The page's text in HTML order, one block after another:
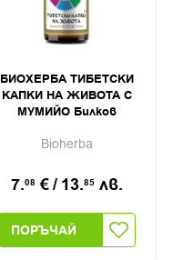
БИОХЕРБА ТИБЕТСКИ
КАПКИ НА ЖИВОТА С
МУМИЙО Билков
Bioherba
7.08 €/ 13.85 лв.
ПОРЪЧАЙ